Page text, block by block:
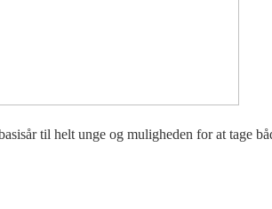
til helt unge og muligheden for at tage